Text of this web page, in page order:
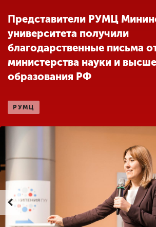
Другие виды
деятельности
Студенческая жизнь
образовательной
ENG
Представители РУМЦ
университета получили
благодарственные письма
министерства науки и
образования РФ
РУМЦ